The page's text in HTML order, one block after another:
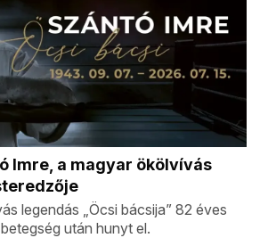
Imre, a magyar ökölvívás
legendás „Öcsi bácsija” 82 éves
után hunyt el.